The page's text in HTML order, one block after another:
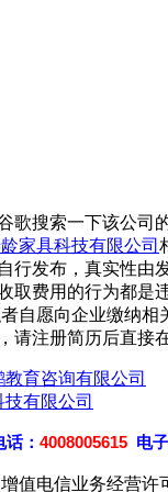
歌搜索一下该公司
家具科技有限公司
行发布，真实性由
取费用的行为都是
自愿向企业缴纳相
请注册简历后直接
育咨询有限公司
有限公司
话： 4008005615 电
增值电信业务经营许